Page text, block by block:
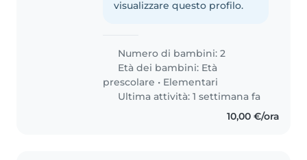
visualizzare questo profilo.
Numero di bambini: 2
Età dei bambini: Età
prescolare • Elementari
Ultima attività: 1 settimana fa
10,00 €/ora